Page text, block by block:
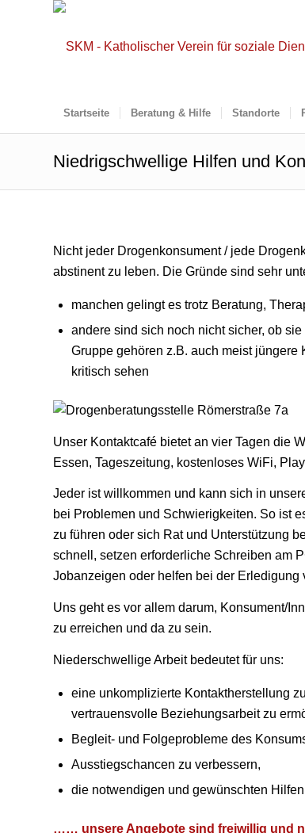
Startseite Beratung & Hilfe Standorte
Niedrigschwellige Hilfen und
Nicht jeder Drogenkonsument / jede
abstinent zu leben. Die Gründe sind sehr
manchen gelingt es trotz Beratung,
andere sind sich noch nicht sicher, ob
Gruppe gehören z.B. auch meist
kritisch sehen
Unser Kontaktcafé bietet an vier Tagen die
Essen, Tageszeitung, kostenloses WiFi,
Jeder ist willkommen und kann sich in
bei Problemen und Schwierigkeiten. So ist
zu führen oder sich Rat und Unterstützung
schnell, setzen erforderliche Schreiben am
Jobanzeigen oder helfen bei der
Uns geht es vor allem darum, Konsument/
zu erreichen und da zu sein.
Niederschwellige Arbeit bedeutet für uns:
eine unkomplizierte Kontaktherstellung
vertrauensvolle Beziehungsarbeit zu
Begleit- und Folgeprobleme des
Ausstiegschancen zu verbessern,
die notwendigen und gewünschten
…… unsere Angebote sind freiwillig und